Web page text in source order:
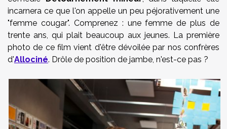
incarnera ce que l'on appelle un peu péjorativement une
"femme cougar". Comprenez : une femme de plus de
trente ans, qui plait beaucoup aux jeunes. La première
photo de ce film vient d'être dévoilée par nos confrères
d'Allociné. Drôle de position de jambe, n'est-ce pas ?